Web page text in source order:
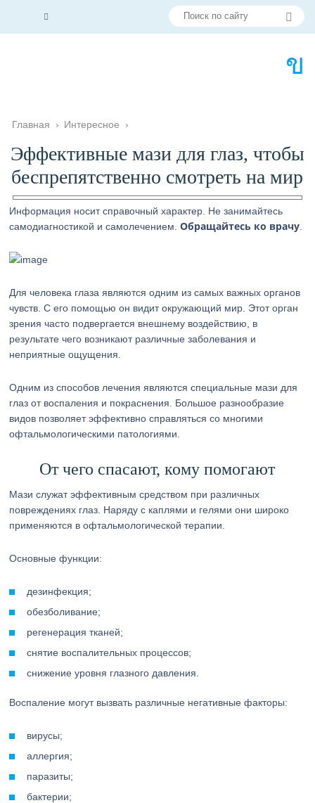
Главная › Интересное ›
Эффективные мази для глаз, чтобы
беспрепятственно смотреть на мир
Информация носит справочный характер. Не занимайтесь
самодиагностикой и самолечением.Обращайтесь ко врачу
Для человека глаза являются одним из самых важных органов
чувств. С его помощью он видит окружающий мир. Этот орган
зрения часто подвергается внешнему воздействию, в
результате чего возникают различные заболевания и
неприятные ощущения.
Одним из способов лечения являются специальные мази для
глаз от воспаления и покраснения. Большое разнообразие
видов позволяет эффективно справляться со многими
офтальмологическими патологиями.
От чего спасают, кому помогают
Мази служат эффективным средством при различных
повреждениях глаз. Наряду с каплями и гелями они широко
применяются в офтальмологической терапии.
Основные функции:
дезинфекция;
обезболивание;
регенерация тканей;
снятие воспалительных процессов;
снижение уровня глазного давления.
Воспаление могут вызвать различные негативные факторы:
вирусы;
аллергия;
паразиты;
бактерии;